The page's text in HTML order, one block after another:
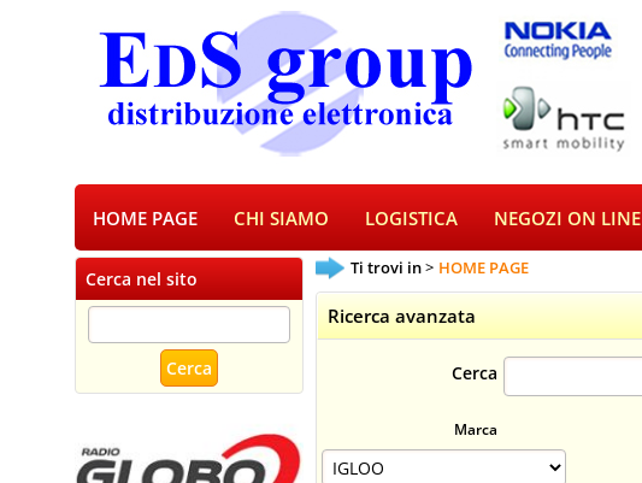
HOME PAGE CHI SIAMO LOGISTICA NEGOZI ON LINE
Cerca nel sito Ti trovi in HOME PAGE
Ricerca avanzata
Cerca
Marca